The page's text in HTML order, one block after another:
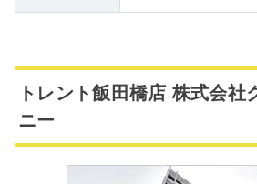
トレント飯田橋店 株式会社
ニー